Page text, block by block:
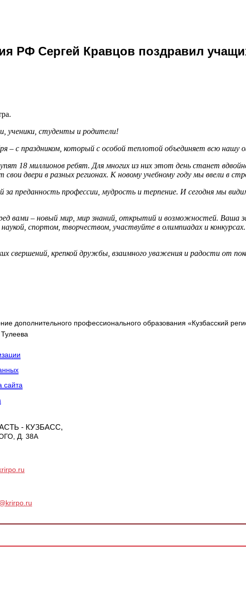
РФ Сергей Кравцов поздравил
ученики, студенты и родители!
– с праздником, который с особой теплотой объединяет всю нашу
18 миллионов ребят. Для многих из них этот день станет
двери в разных регионах. К новому учебному году мы ввели в
за преданность профессии, мудрость и терпение. И сегодня мы
вами – новый мир, мир знаний, открытий и возможностей. Ваша
спортом, творчеством, участвуйте в олимпиадах и
свершений, крепкой дружбы, взаимного уважения и радости от
дополнительного профессионального образования «Кузбасский
сайта
- КУЗБАСС,
Д. 38А